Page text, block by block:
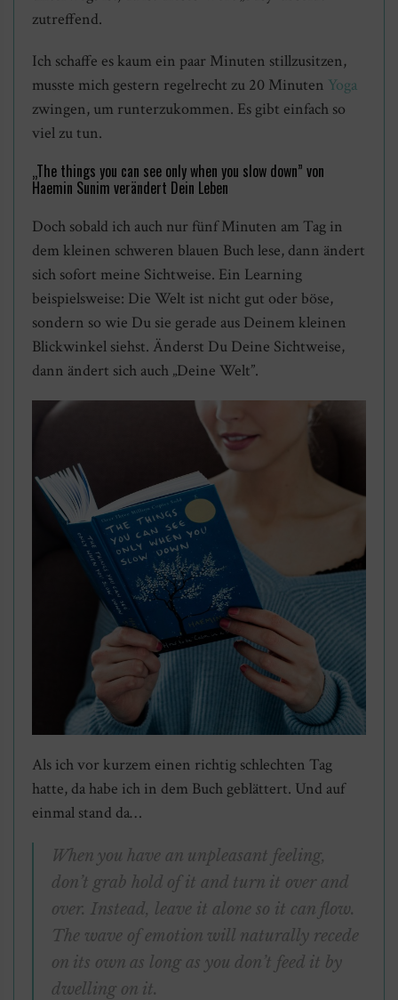
zutreffend.
Ich schaffe es kaum ein paar Minuten stillzusitzen,
musste mich gestern regelrecht zu 20 Minuten Yoga
zwingen, um runterzukommen. Es gibt einfach so
viel zu tun.
„The things you can see only when you slow down” von
Haemin Sunim verändert Dein Leben
Doch sobald ich auch nur fünf Minuten am Tag in
dem kleinen schweren blauen Buch lese, dann ändert
sich sofort meine Sichtweise. Ein Learning
beispielsweise: Die Welt ist nicht gut oder böse,
sondern so wie Du sie gerade aus Deinem kleinen
Blickwinkel siehst. Änderst Du Deine Sichtweise,
dann ändert sich auch „Deine Welt”.
Als ich vor kurzem einen richtig schlechten Tag
hatte, da habe ich in dem Buch geblättert. Und auf
einmal stand da…
When you have an unpleasant feeling,
don’t grab hold of it and turn it over and
over. Instead, leave it alone so it can flow.
The wave of emotion will naturally recede
on its own as long as you don’t feed it by
dwelling on it.